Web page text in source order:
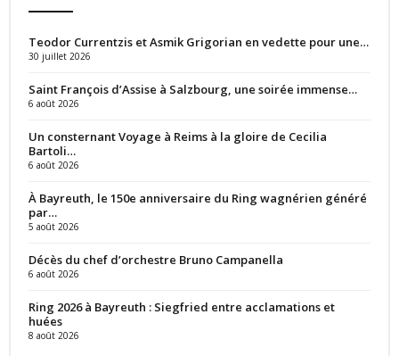
Teodor Currentzis et Asmik Grigorian en vedette pour une…
30 juillet 2026
Saint François d’Assise à Salzbourg, une soirée immense…
6 août 2026
Un consternant Voyage à Reims à la gloire de Cecilia
Bartoli…
6 août 2026
À Bayreuth, le 150e anniversaire du Ring wagnérien généré
par…
5 août 2026
Décès du chef d’orchestre Bruno Campanella
6 août 2026
Ring 2026 à Bayreuth : Siegfried entre acclamations et
huées
8 août 2026